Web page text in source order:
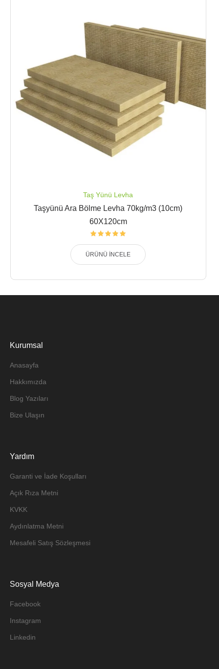
Taş Yünü Levha
Taşyünü Ara Bölme Levha 70kg/m3 (10cm)
60X120cm
ÜRÜNÜ İNCELE
Kurumsal
Anasayfa
Hakkımızda
Blog Yazıları
Bize Ulaşın
Yardım
Garanti ve İade Koşulları
Açık Rıza Metni
KVKK
Aydınlatma Metni
Mesafeli Satış Sözleşmesi
Sosyal Medya
Facebook
Instagram
Linkedin